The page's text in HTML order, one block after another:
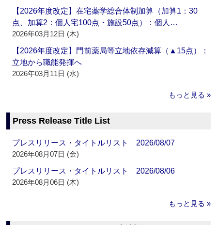
【2026年度改定】在宅薬学総合体制加算（加算1：30
点、加算2：個人宅100点・施設50点）：個人…
2026年03月12日 (木)
【2026年度改定】門前薬局等立地依存減算（▲15点）：
立地から職能発揮へ
2026年03月11日 (水)
もっと見る »
Press Release Title List
プレスリリース・タイトルリスト 2026/08/07
2026年08月07日 (金)
プレスリリース・タイトルリスト 2026/08/06
2026年08月06日 (木)
もっと見る »